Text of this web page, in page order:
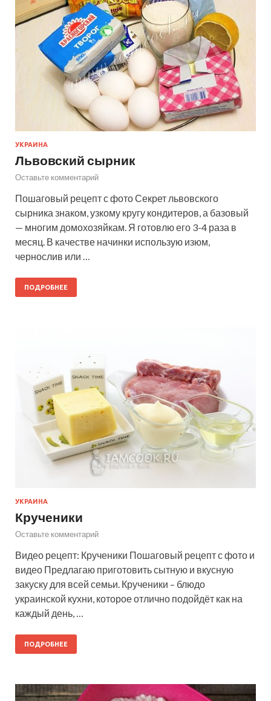
УКРАИНА
Львовский сырник
Оставьте комментарий
Пошаговый рецепт с фото Секрет львовского
сырника знаком, узкому кругу кондитеров, а базовый
— многим домохозяйкам. Я готовлю его 3-4 раза в
месяц. В качестве начинки использую изюм,
чернослив или …
ПОДРОБНЕЕ
УКРАИНА
Крученики
Оставьте комментарий
Видео рецепт: Крученики Пошаговый рецепт с фото и
видео Предлагаю приготовить сытную и вкусную
закуску для всей семьи. Крученики – блюдо
украинской кухни, которое отлично подойдёт как на
каждый день, …
ПОДРОБНЕЕ